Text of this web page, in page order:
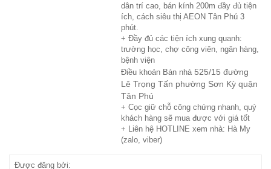
dân trí cao, bán kính 200m đầy đủ tiện
ích, cách siêu thị AEON Tân Phú 3
phút.
+ Đầy đủ các tiện ích xung quanh:
trường học, chợ công viên, ngân hàng,
bệnh viện
Điều khoản Bán nhà 525/15 đường
Lê Trọng Tấn phường Sơn Kỳ quận
Tân Phú
+ Cọc giữ chỗ công chứng nhanh, quý
khách hàng sẽ mua được với giá tốt
+ Liên hệ HOTLINE xem nhà: Hà My
(zalo, viber)
Được đăng bởi: